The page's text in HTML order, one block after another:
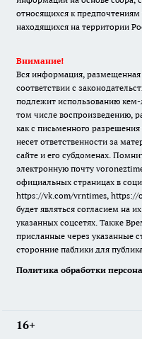
относящихся к
находящихся на территории
Внимание!
Вся информация, размещенная
соответствии с
подлежит использованию
том числе воспроизведению,
как с письменного
несет ответственности за
сайте и его субдоменах.
электронную почту
официальных страницах в
https://vk.com/vrntimes, https://
будет являться согласием на
указанных соцсетях. Также
присланные через указанные
сторонние паблики для
Политика обработки
16+